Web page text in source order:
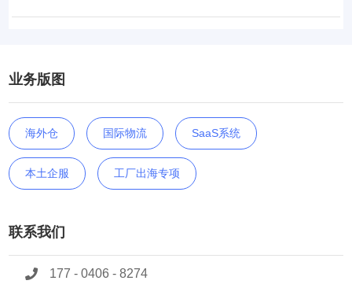
业务版图
海外仓 国际物流 SaaS系统
本土企服 工厂出海专项
联系我们
177 - 0406 - 8274